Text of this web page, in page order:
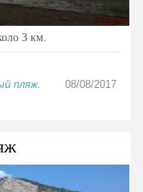
3 км.
пляж.
08/08/2017